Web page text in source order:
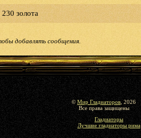
золота
добавлять сообщения.
©Мир Гладиаторов , 2026
Все права защищены
Гладиаторы
Лучшие гладиаторы рима